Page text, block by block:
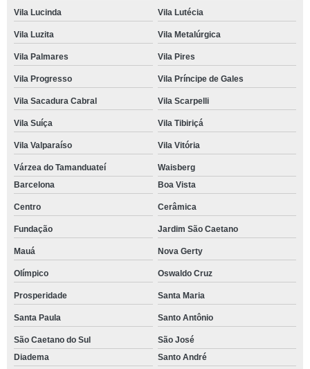
Vila Lucinda Vila Lutécia
Vila Luzita Vila Metalúrgica
Vila Palmares Vila Pires
Vila Progresso Vila Príncipe de Gales
Vila Sacadura Cabral Vila Scarpelli
Vila Suíça Vila Tibiriçá
Vila Valparaíso Vila Vitória
Várzea do Tamanduateí
Waisberg
Barcelona
Boa Vista
Centro Cerâmica
Fundação Jardim São Caetano
Mauá Nova Gerty
Olímpico Oswaldo Cruz
Prosperidade Santa Maria
Santa Paula Santo Antônio
São Caetano do Sul
São José
Diadema
Santo André